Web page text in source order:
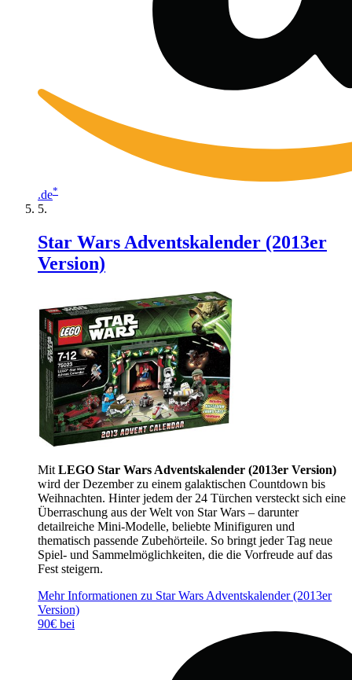
.de*
Star Wars Adventskalender (2013er
Version)
Mit LEGO Star Wars Adventskalender (2013er Version)
wird der Dezember zu einem galaktischen Countdown bis
Weihnachten. Hinter jedem der 24 Türchen versteckt sich eine
Überraschung aus der Welt von Star Wars – darunter
detailreiche Mini-Modelle, beliebte Minifiguren und
thematisch passende Zubehörteile. So bringt jeder Tag neue
Spiel- und Sammelmöglichkeiten, die die Vorfreude auf das
Fest steigern.
Mehr Informationen zu Star Wars Adventskalender (2013er
Version)
90€ bei